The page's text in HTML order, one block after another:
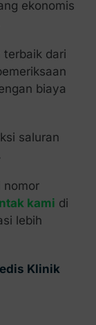
ekonomis
terbaik dari
biaya
saluran
nomor
kami di
lebih
Klinik